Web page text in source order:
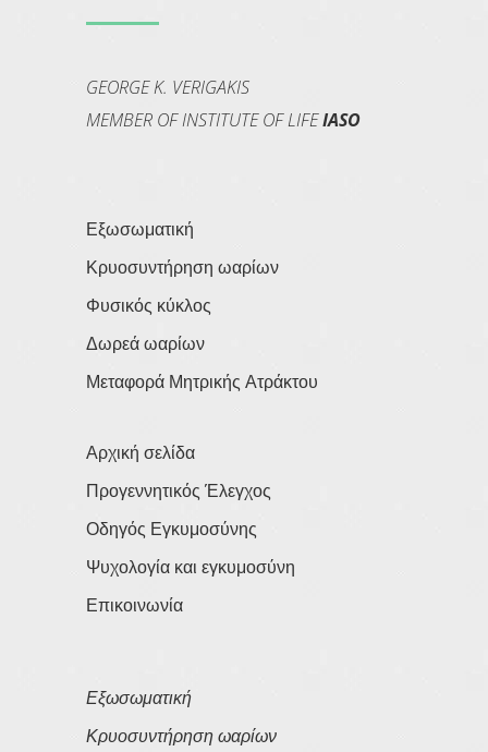
GEORGE K. VERIGAKIS
MEMBER OF INSTITUTE OF LIFEIASO
Εξωσωματική
Κρυοσυντήρηση ωαρίων
Φυσικός κύκλος
Δωρεά ωαρίων
Μεταφορά Μητρικής Ατράκτου
Αρχική σελίδα
Προγεννητικός Έλεγχος
Οδηγός Εγκυμοσύνης
Ψυχολογία και εγκυμοσύνη
Επικοινωνία
Εξωσωματική
Κρυοσυντήρηση ωαρίων